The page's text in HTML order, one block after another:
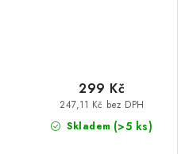
Skladem (>5 ks)
247,11 Kč bez DPH
299 Kč